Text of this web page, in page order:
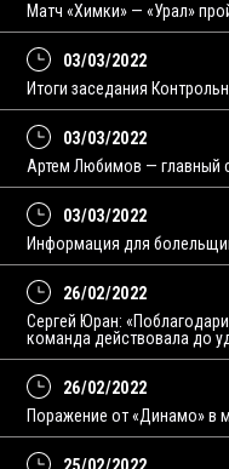
Матч «Химки» — «Урал»
03/03/2022
Итоги заседания
03/03/2022
Артем Любимов — главный
03/03/2022
Информация для
26/02/2022
Сергей Юран:
команда действовала до
26/02/2022
Поражение от «Динамо» в